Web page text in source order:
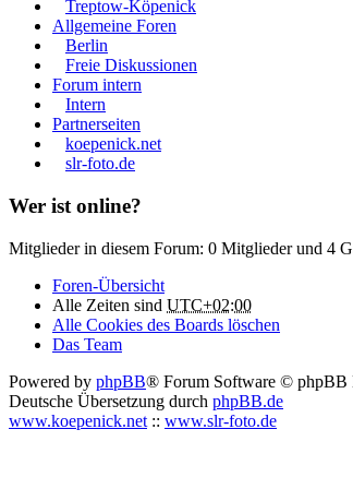
Treptow-Köpenick
Allgemeine Foren
Berlin
Freie Diskussionen
Forum intern
Intern
Partnerseiten
koepenick.net
slr-foto.de
Wer ist online?
Mitglieder in diesem Forum: 0 Mitglieder und 4
Foren-Übersicht
Alle Zeiten sind UTC+02:00
Alle Cookies des Boards löschen
Das Team
Powered by phpBB® Forum Software © phpBB
Deutsche Übersetzung durch phpBB.de
www.koepenick.net :: www.slr-foto.de